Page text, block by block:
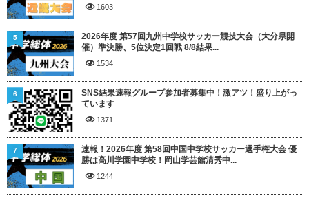
1603
2026年度 第57回九州中学校サッカー競技大会（大分県開
催）準決勝、5位決定1回戦 8/8結果...
1534
5
SNS結果速報グループ参加者募集中！激アツ！盛り上がっ
ています
1371
6
速報！2026年度 第58回中国中学校サッカー選手権大会 優
勝は高川学園中学校！岡山学芸館清秀中...
1244
7